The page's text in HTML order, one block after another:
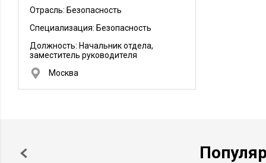
Отрасль: Безопасность
Специализация: Безопасность
Должность: Начальник отдела,
заместитель руководителя
Москва